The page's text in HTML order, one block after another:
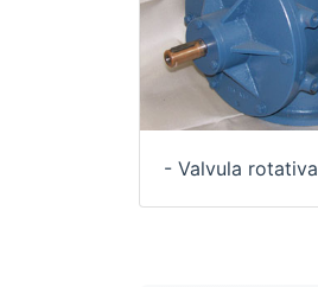
- Valvula rotativa